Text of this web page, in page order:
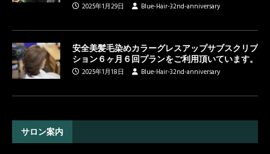
2025年1月29日
Blue-Hair-32nd-anniversary
安全美髪毛染めカラーグレスアップサブスクリプ
ション６ヶ月６回プランをご利用頂いています。
2025年1月18日
Blue-Hair-32nd-anniversary
サロン案内